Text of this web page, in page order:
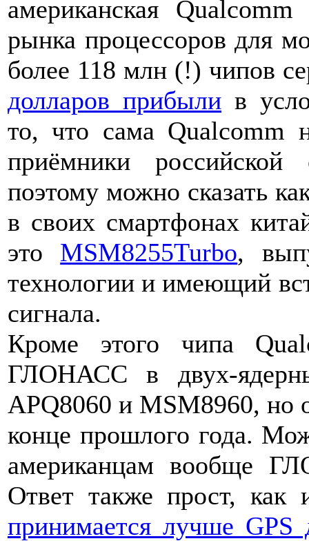
американская
рынка процессоров для
более 118 млн (!) чипов
долларов прибыли в
то, что сама Qualcomm
приёмники
поэтому можно сказать
в своих смартфонах
это MSM8255Turbo,
технологии и имеющий
сигнала.
Кроме этого чипа
ГЛОНАСС в двух-
APQ8060 и MSM8960, но
конце прошлого года.
американцам вообще
Ответ также прост,
принимается лучше